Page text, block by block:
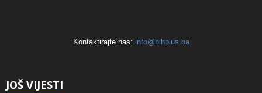
Kontaktirajte nas: info@bihplus.ba
JOŠ VIJESTI